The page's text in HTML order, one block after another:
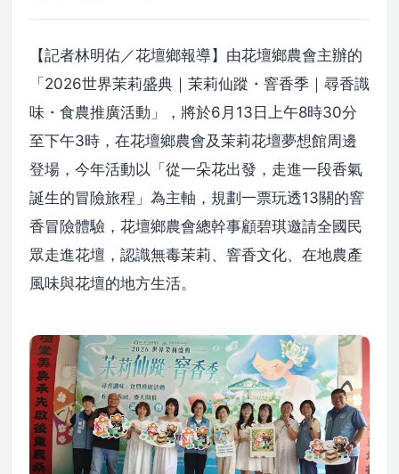
【記者林明佑／花壇鄉報導】由花壇鄉農會主辦的
「2026世界茉莉盛典｜茉莉仙蹤・窨香季｜尋香識
味・食農推廣活動」，將於6月13日上午8時30分
至下午3時，在花壇鄉農會及茉莉花壇夢想館周邊
登場，今年活動以「從一朵花出發，走進一段香氣
誕生的冒險旅程」為主軸，規劃一票玩透13關的窨
香冒險體驗，花壇鄉農會總幹事顧碧琪邀請全國民
眾走進花壇，認識無毒茉莉、窨香文化、在地農產
風味與花壇的地方生活。